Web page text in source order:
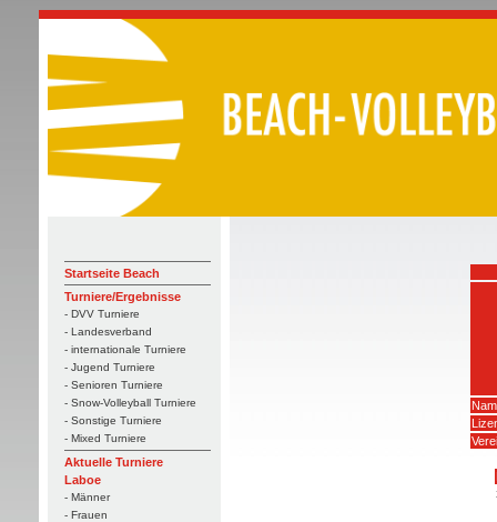
Startseite Beach
Turniere/Ergebnisse
- DVV Turniere
- Landesverband
- internationale Turniere
- Jugend Turniere
- Senioren Turniere
- Snow-Volleyball Turniere
- Sonstige Turniere
- Mixed Turniere
Aktuelle Turniere
Laboe
- Männer
- Frauen